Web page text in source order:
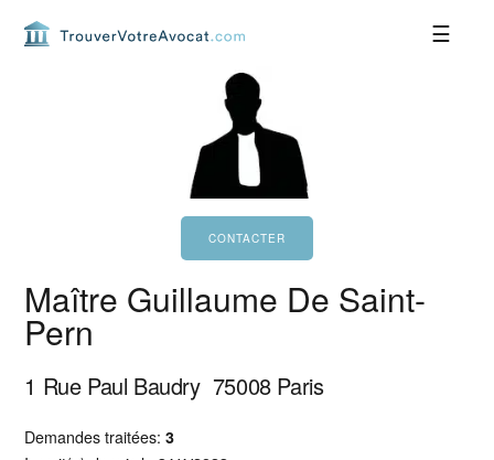
Maître Guillaume De Saint-
Pern
1 Rue Paul Baudry 75008 Paris
Demandes traitées:3